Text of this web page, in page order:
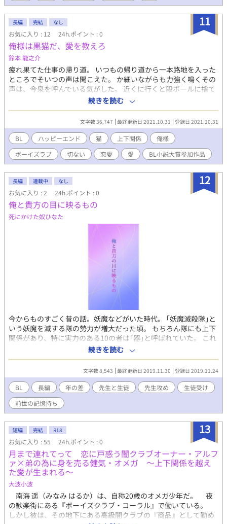
11
長編 完結 なし
お気に入り : 12 24h.ポイント : 0
俺様は黒猫だ、愛を教えろ
鈴本 龍之介
疲れ果てた仕事の帰り道。 いつもの帰り道から一本路地を入った
ところでそいつの声は聞こえた。 か細いながらも力強く鳴くその
声は、今泉を呼んでいる気がした。 近くに行くと段ボールに捨て
られた小さな黒い子猫。 彼は疲れた心に一つの癒しを感じ、この
子猫を飼う事に決めた。 家に連れ帰り、毛布に包ませ猫との新た
な生活のために買い物へと向かう。 両手いっぱいの荷物を手に部
屋へ戻ると……. 「俺様はお前が拾った猫だ」 そこにいたのは、
謎の裸の男だった。
続きを読む
文字数 36,747 最終更新日 2021.10.31 登録日 2021.10.31
BL ハッピーエンド 猫 上下関係
俺様
ボーイズラブ
切ない 恋愛 愛 BL小説大賞参加作品
12
長編 連載中 なし
お気に入り : 2 24h.ポイント : 0
俺と貴方の目に映るもの
死にかけた奴ひなた
今からものすごく昔の話。妖魔などがいた時代。 ｢妖魔滅殺隊｣と
いう妖魔を滅する隊の勢力が増大だった頃。 もちろん隊にも上下
関係があり、特に実力のある10の者は｢器｣と呼ばれていた。 これ
は前世が妖魔滅殺隊の元器と前世の記憶を持っている弟子が織り
成す、学園生活の中での純粋ながら暖かい先生×生徒のBL物語で
ある。 性的表現がある場合★をつけています
続きを読む
文字数 8,543 最終更新日 2019.11.30 登録日 2019.11.24
BL 長編 年の差 先生と生徒 先生攻め
生徒受け
前世の記憶持ち
13
短編 完結 R18
お気に入り : 55 24h.ポイント : 0
月まで連れてって 恋に戸惑う闇クラブオーナー・アルフ
ァ×弟の為に身を売る健気・オメガ ～上下関係を越え
た愛が生まれる～
大波小波
南海 遥（みなみ はるか）は、自称20歳のオメガ少年だ。 夜
の歓楽街にある『ボーイズクラブ・コーラル』で働いている。
しかし彼は、その地下にある高級闇クラブの『商品』として勤め